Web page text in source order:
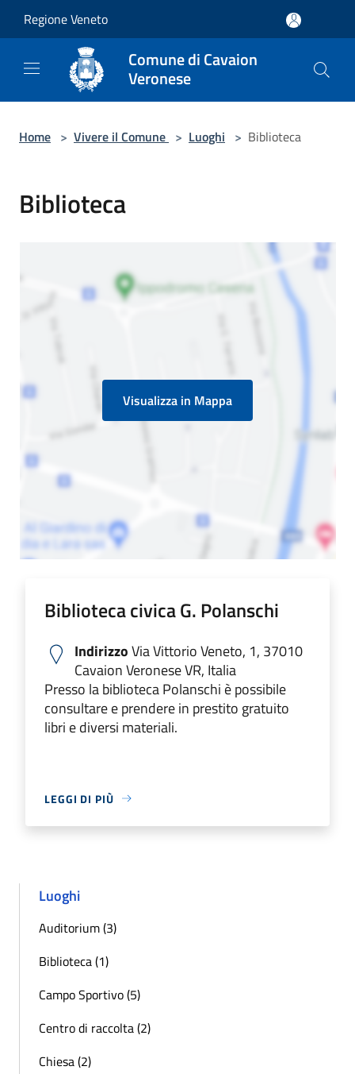
Regione Veneto
Comune di Cavaion
Veronese
Home > Vivere il Comune > Luoghi > Biblioteca
Biblioteca
Visualizza in Mappa
Biblioteca civica G. Polanschi
IndirizzoVia Vittorio Veneto, 1, 37010
Cavaion Veronese VR, Italia
Presso la biblioteca Polanschi è possibile
consultare e prendere in prestito gratuito
libri e diversi materiali.
LEGGI DI PIÙ
Luoghi
Auditorium (3)
Biblioteca (1)
Campo Sportivo (5)
Centro di raccolta (2)
Chiesa (2)